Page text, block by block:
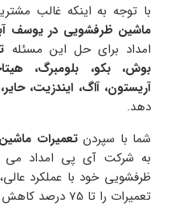
با توجه به اینکه غالب
ماشین ظرفشویی در یوسف
امداد برای حل این مسئله
بوش، بکو، بلومبرگ،
آریستون، آاگ، ایندزیت،
دهد.
شما با سپردنتعمیرات
به شرکت آی پی امداد می
ظرفشویی خود با عملکرد
تعمیرات را تا 75 درصد کاهش دهید.